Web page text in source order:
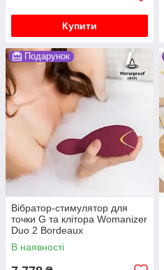
Купити
Подарунок
Вібратор-стимулятор для
точки G та клітора Womanizer
Duo 2 Bordeaux
В наявності